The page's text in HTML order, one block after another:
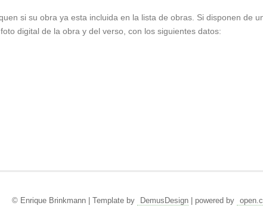
si su obra ya esta incluida en la lista de obras. Si disponen de
digital de la obra y del verso, con los siguientes datos:
© Enrique Brinkmann | Template by DemusDesign| powered by